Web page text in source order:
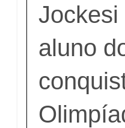
aluno